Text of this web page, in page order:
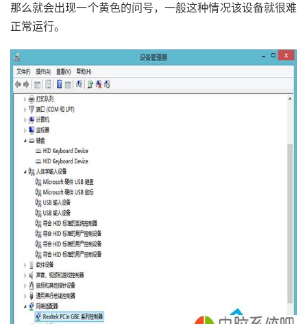
那么就会出现一个黄色的问号，一般这种情况该设备就很难
正常运行。